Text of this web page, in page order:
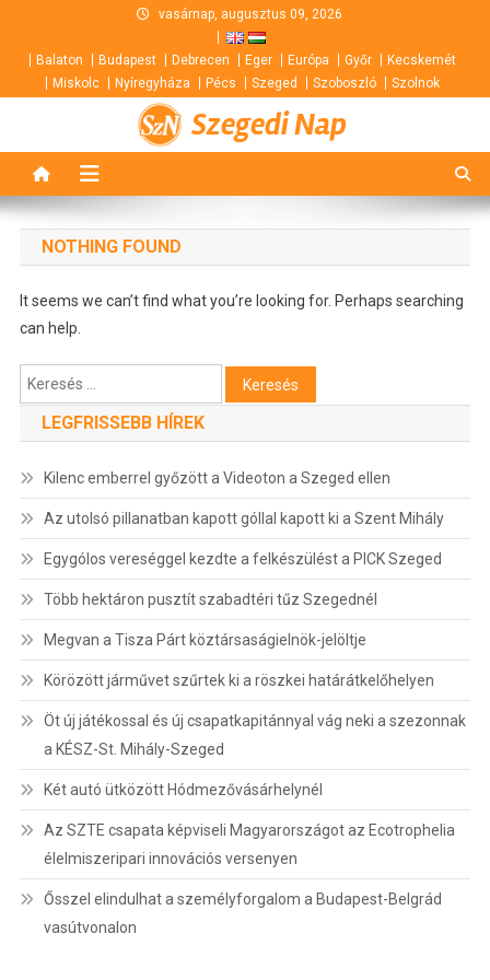
content
vasárnap, augusztus 09, 2026
Balaton Budapest Debrecen Eger Európa Győr
Kecskemét
Miskolc
Nyíregyháza Pécs Szeged Szoboszló Szolnok
Szegedi Nap
NOTHING FOUND
It seems we can’t find what you’re looking for. Perhaps searching
can help.
Keresés:
LEGFRISSEBB HÍREK
Kilenc emberrel győzött a Videoton a Szeged ellen
Az utolsó pillanatban kapott góllal kapott ki a Szent Mihály
Egygólos vereséggel kezdte a felkészülést a PICK Szeged
Több hektáron pusztít szabadtéri tűz Szegednél
Megvan a Tisza Párt köztársaságielnök-jelöltje
Körözött járművet szűrtek ki a röszkei határátkelőhelyen
Öt új játékossal és új csapatkapitánnyal vág neki a szezonnak
a KÉSZ-St. Mihály-Szeged
Két autó ütközött Hódmezővásárhelynél
Az SZTE csapata képviseli Magyarországot az Ecotrophelia
élelmiszeripari innovációs versenyen
Ősszel elindulhat a személyforgalom a Budapest-Belgrád
vasútvonalon